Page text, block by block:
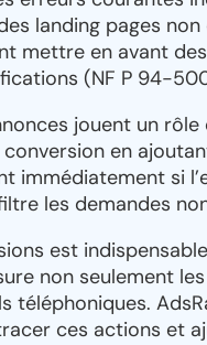
landing pages
mettre en avant
(NF P 94-
jouent un
en
immédiatement si
les demandes
est
non seulement
téléphoniques.
ces actions et